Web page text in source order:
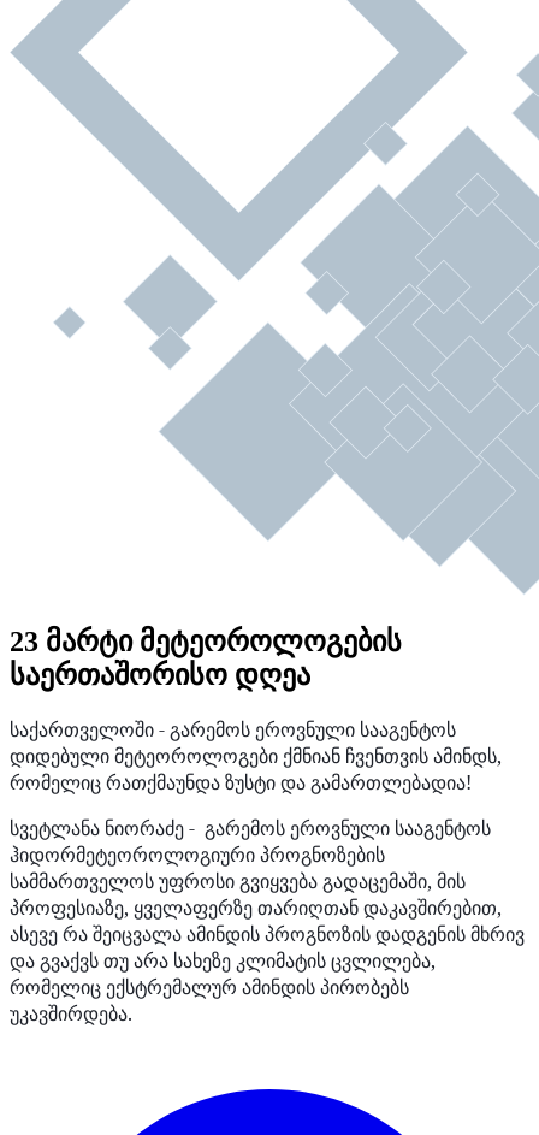
23 მარტი მეტეოროლოგების
საერთაშორისო დღეა
საქართველოში-გარემოს ეროვნული სააგენტოს
დიდებულიმეტეოროლოგები ქმნიან ჩვენთვისამინდს,
რომელიც რათქმაუნდა ზუსტი და გამართლებადია!
სვეტლანა ნიორაძე- გარემოს ეროვნული სააგენტოს
ჰიდორმეტეოროლოგიურიპროგნოზების
სამმართველოსუფროსიგვიყვებაგადაცემაში, მის
პროფესიაზე, ყველაფერზეთარიღთანდაკავშირებით,
ასევერაშეიცვალაამინდისპროგნოზისდადგენისმხრივ
დაგვაქვსთუარა სახეზე კლიმატისცვლილება,
რომელიც ექსტრემალურ ამინდისპირობებს
უკავშირდება.